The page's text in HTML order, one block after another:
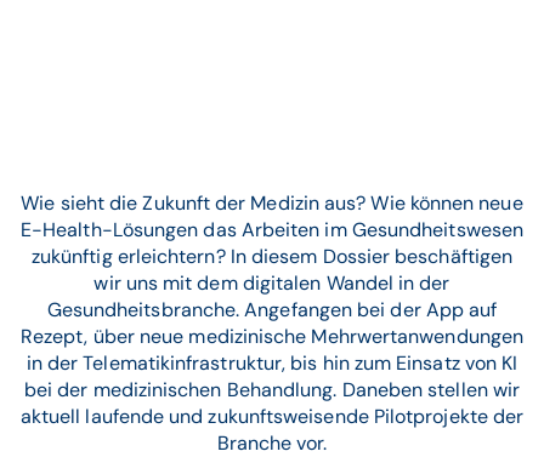
Wie sieht die Zukunft der Medizin aus? Wie können neue
E-Health-Lösungen das Arbeiten im Gesundheitswesen
zukünftig erleichtern? In diesem Dossier beschäftigen
wir uns mit dem digitalen Wandel in der
Gesundheitsbranche. Angefangen bei der App auf
Rezept, über neue medizinische Mehrwertanwendungen
in der Telematikinfrastruktur, bis hin zum Einsatz von KI
bei der medizinischen Behandlung. Daneben stellen wir
aktuell laufende und zukunftsweisende Pilotprojekte der
Branche vor.